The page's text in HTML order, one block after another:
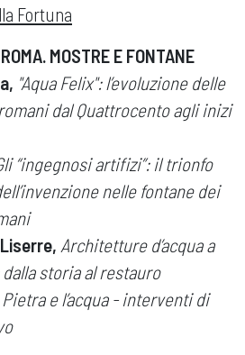
Fortuna
MOSTRE E FONTANE
"Aqua Felix": l’evoluzione delle
dal Quattrocento agli inizi
“ingegnosi artifizi”: il trionfo
nelle fontane dei
Architetture d’acqua a
dalla storia al restauro
Pietra e l’acqua - interventi di